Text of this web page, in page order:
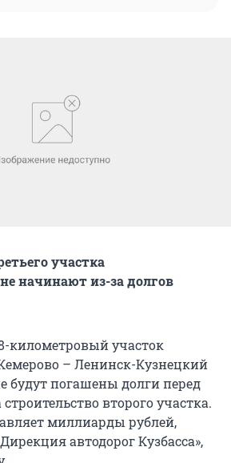
участка
начинают из-за долгов
километровый участок
– Ленинск-Кузнецкий
будут погашены долги перед
второго участка.
миллиарды рублей,
автодорог Кузбасса»,